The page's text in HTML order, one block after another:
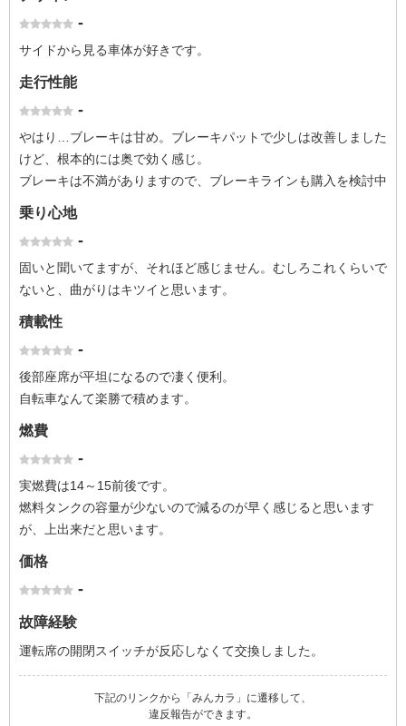
-
サイドから見る車体が好きです。
走行性能
-
やはり…ブレーキは甘め。ブレーキパットで少しは改善しました
けど、根本的には奥で効く感じ。
ブレーキは不満がありますので、ブレーキラインも購入を検討中
乗り心地
-
固いと聞いてますが、それほど感じません。むしろこれくらいで
ないと、曲がりはキツイと思います。
積載性
-
後部座席が平坦になるので凄く便利。
自転車なんて楽勝で積めます。
燃費
-
実燃費は14～15前後です。
燃料タンクの容量が少ないので減るのが早く感じると思います
が、上出来だと思います。
価格
-
故障経験
運転席の開閉スイッチが反応しなくて交換しました。
下記のリンクから「みんカラ」に遷移して、
違反報告ができます。